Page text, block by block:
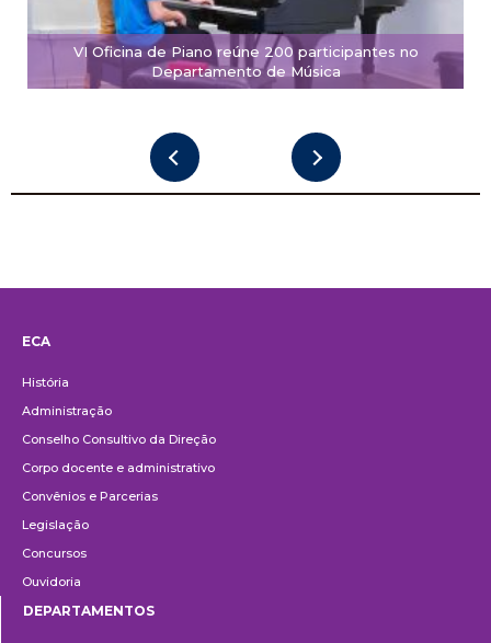
VI Oficina de Piano reúne 200 participantes no
Departamento de Música
ECA
História
Administração
Conselho Consultivo da Direção
Corpo docente e administrativo
Convênios e Parcerias
Legislação
Concursos
Ouvidoria
DEPARTAMENTOS